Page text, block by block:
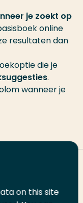
je zoekt op
online
resultaten dan
die je
.
wanneer je
on this site